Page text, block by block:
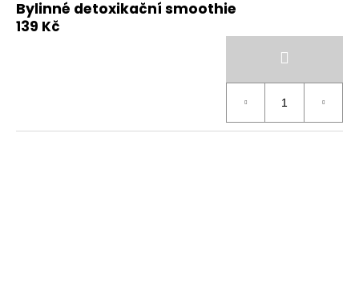
Bylinné detoxikační smoothie
139 Kč